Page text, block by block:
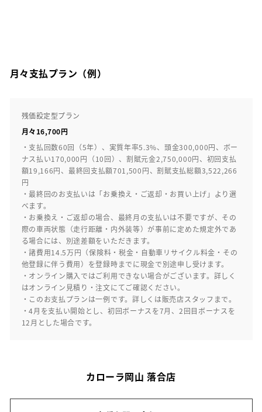
月々支払プラン（例）
残価設定型プラン
月々16,700円
・支払回数60回（5年）、実質年率5.3%、頭金300,000円、ボー
ナス払い170,000円（10回）、割賦元金2,750,000円、初回支払
額19,166円、最終回支払額701,500円、割賦支払総額3,522,266
円
・最終回のお支払いは「お乗換え・ご返却・お買い上げ」より選
べます。
・お乗換え・ご返却の場合、最終月の支払いは不要ですが、その
際の車両状態（走行距離・内外装等）が事前に定めた規定外であ
る場合には、別途差額をいただきます。
・諸費用14.5万円（保険料・税金・自動車リサイクル料金・その
他登録に伴う費用）を登録時までに現金で別途申し受けます。
・オンライン購入ではご利用できない場合がございます。詳しく
はオンライン見積り・注文にてご確認ください。
・このお支払プランは一例です。詳しくは販売店スタッフまで。
・4月を支払い開始とし、初回ボーナスを7月、2回目ボーナスを
12月とした場合です。
カローラ岡山 落合店